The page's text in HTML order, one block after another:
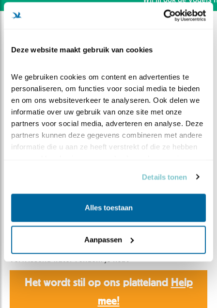
Deze website maakt gebruik van cookies
We gebruiken cookies om content en advertenties te
personaliseren, om functies voor social media te bieden
en om ons websiteverkeer te analyseren. Ook delen we
informatie over uw gebruik van onze site met onze
partners voor social media, adverteren en analyse. Deze
partners kunnen deze gegevens combineren met andere
informatie die u aan ze heeft verstrekt of die ze hebben
Details tonen
Alles toestaan
Aanpassen
Verfrissend water
Romke Visser | Geplaatst op 9 juni 2023, 20:55 |
Vind ik leuk| Bewaar dit filmpje|
295x
Wat heerlijk toch dat je bij deze temperaturen heerlijk
verfrissend water rondom je hebt
Het wordt stil op ons platteland Help
mee!